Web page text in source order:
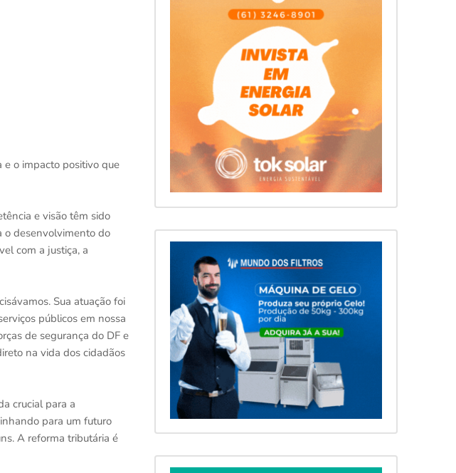
e o impacto positivo que
e visão têm sido
o desenvolvimento do
com a justiça, a
Sua atuação foi
públicos em nossa
de segurança do DF e
na vida dos cidadãos
crucial para a
para um futuro
A reforma tributária é